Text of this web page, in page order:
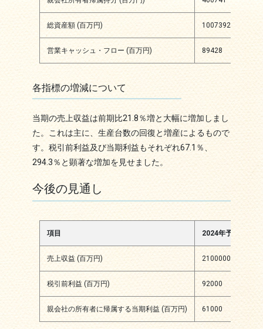
総資産額 (百万円) 1007392
営業キャッシュ・フロー (百万円) 89428
各指標の増減について
当期の売上収益は前期比21.8％増と大幅に増加しまし
た。これは主に、生産台数の回復と増産によるもので
す。税引前利益及び当期利益もそれぞれ67.1％、
294.3％と顕著な増加を見せました。
今後の見通し
項目 2024年予測
売上収益 (百万円) 2100000
税引前利益 (百万円) 92000
親会社の所有者に帰属する当期利益 (百万円) 61000